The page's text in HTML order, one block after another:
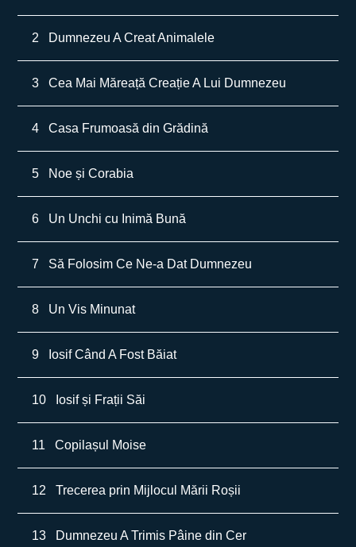
2 Dumnezeu A Creat Animalele
3 Cea Mai Măreață Creație A Lui Dumnezeu
4 Casa Frumoasă din Grădină
5 Noe și Corabia
6 Un Unchi cu Inimă Bună
7 Să Folosim Ce Ne-a Dat Dumnezeu
8 Un Vis Minunat
9 Iosif Când A Fost Băiat
10 Iosif și Frații Săi
11 Copilașul Moise
12 Trecerea prin Mijlocul Mării Roșii
13 Dumnezeu A Trimis Pâine din Cer